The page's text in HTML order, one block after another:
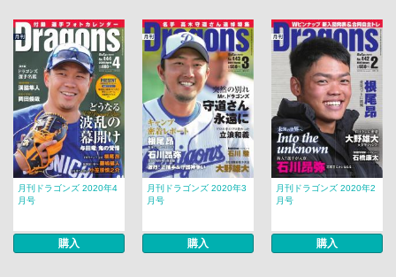
月刊ドラゴンズ 2020年4
月号
購入
月刊ドラゴンズ 2020年3
月号
購入
月刊ドラゴンズ 2020年2
月号
購入